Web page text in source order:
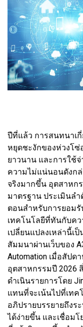
ปีที่แล้ว การสนทนาเ
หยุดชะงักของห่วงโซ่
ยาวนาน และการใช้
ความไม่แน่นอนดังกล่
จริงมากขึ้น อุตสาหก
มาตรฐาน ประเมินล
ตอนสำหรับการยอม
เทคโนโลยีที่ทันกับค
เปลี่ยนแปลงเหล่านี้เ
สัมมนาผ่านเว็บของ
Automation เมื่อสัป
อุตสาหกรรมปี 2026
ดำเนินรายการโดย
แทนที่จะเน้นไปที่เทค
อภิปรายบรรยายถึงร
ได้ง่ายขึ้น และเชื่อม